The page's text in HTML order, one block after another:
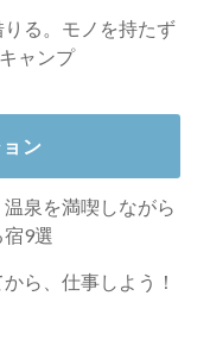
る。モノを持たず
ャンプ
ン
泉を満喫しながら
9選
ら、仕事しよう！